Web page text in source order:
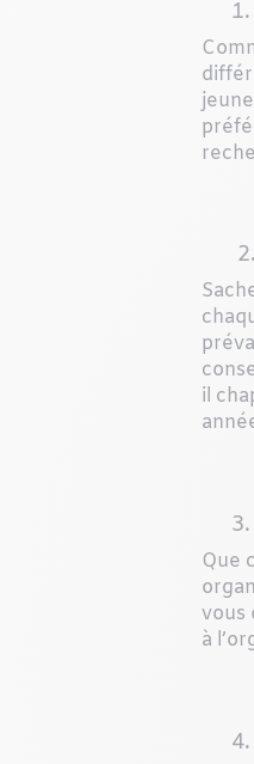
1.
2.
il
3.
Que
vous
à
4.